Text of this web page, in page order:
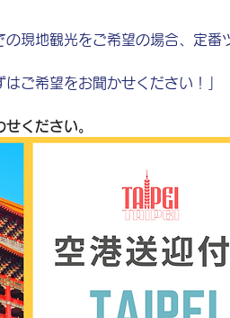
現地観光をご希望の場合、定番
ご希望をお聞かせください！」
ください。